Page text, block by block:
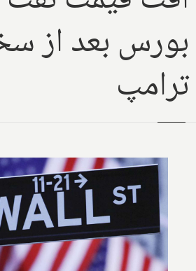
بورس بعد از
ترامپ